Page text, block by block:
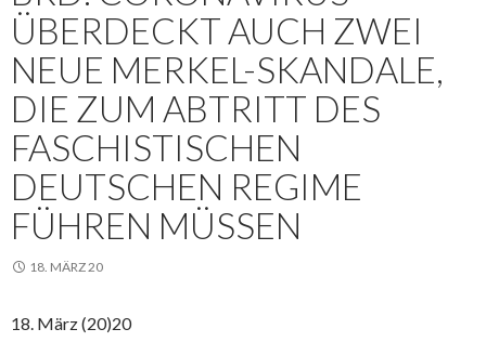
ÜBERDECKT AUCH ZWEI
NEUE MERKEL-SKANDALE,
DIE ZUM ABTRITT DES
FASCHISTISCHEN
DEUTSCHEN REGIME
FÜHREN MÜSSEN
18. MÄRZ 20
18. März (20)20